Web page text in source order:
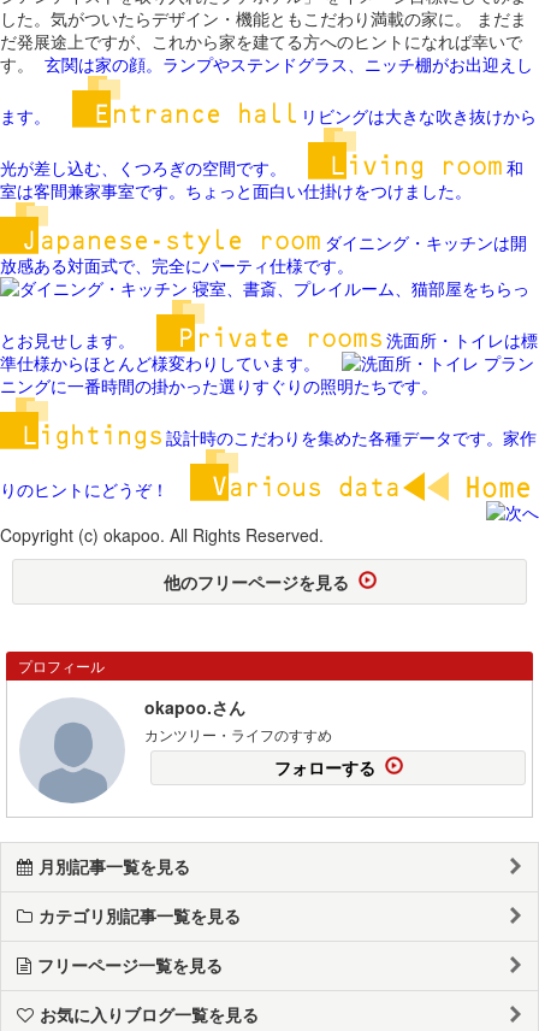
した。気がついたらデザイン・機能ともこだわり満載の家に。 まだま
だ発展途上ですが、これから家を建てる方へのヒントになれば幸いで
す。
玄関は家の顔。ランプやステンドグラス、ニッチ棚がお出迎えし
ます。 リビングは大きな吹き抜けから
光が差し込む、くつろぎの空間です。
和
室は客間兼家事室です。ちょっと面白い仕掛けをつけました。
ダイニング・キッチンは開
放感ある対面式で、完全にパーティ仕様です。
寝室、書斎、プレイルーム、猫部屋をちらっ
とお見せします。
洗面所・トイレは標
準仕様からほとんど様変わりしています。
プラン
ニングに一番時間の掛かった選りすぐりの照明たちです。
設計時のこだわりを集めた各種データです。家作
りのヒントにどうぞ！
Copyright (c) okapoo. All Rights Reserved.
他のフリーページを見る
プロフィール
okapoo.さん
カンツリー・ライフのすすめ
フォローする
月別記事一覧を見る
カテゴリ別記事一覧を見る
フリーページ一覧を見る
お気に入りブログ一覧を見る